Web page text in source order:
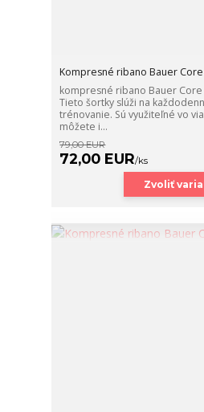
Kompresné ribano Bauer
kompresné ribano Bauer
Tieto šortky slúži na
trénovanie. Sú využiteľné vo
môžete i...
79,00 EUR
72,00 EUR/ks
Zvoliť